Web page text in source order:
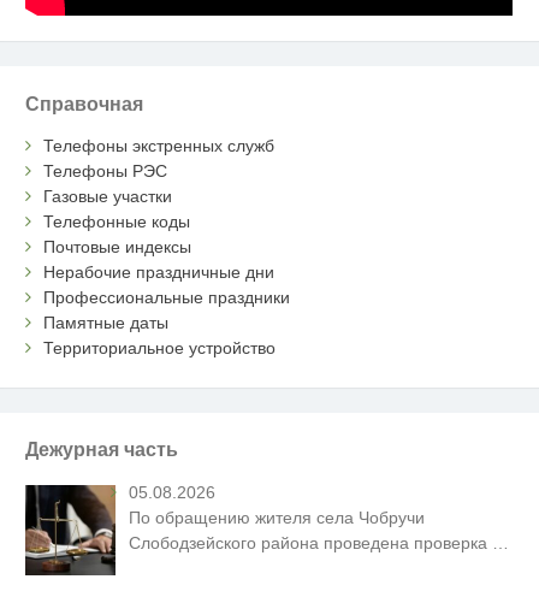
Справочная
Телефоны экстренных служб
Телефоны РЭС
Газовые участки
Телефонные коды
Почтовые индексы
Нерабочие праздничные дни
Профессиональные праздники
Памятные даты
Территориальное устройство
Дежурная часть
05.08.2026
По обращению жителя села Чобручи
Слободзейского района проведена проверка